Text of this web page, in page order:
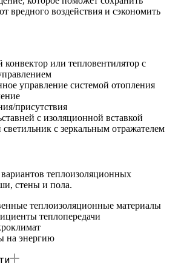
вредного воздействия и сэкономить
конвектор или тепловентилятор с
управление системой отопления
присутствия
с изоляционной вставкой
с зеркальным отражателем
теплоизоляционных
стены и пола.
теплоизоляционные материалы
теплопередачи
на энергию